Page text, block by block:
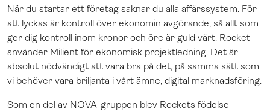
När du startar ett företag saknar du alla affärssystem. För
att lyckas är kontroll över ekonomin avgörande, så allt som
ger dig kontroll inom kronor och öre är guld värt. Rocket
använder Milient för ekonomisk projektledning. Det är
absolut nödvändigt att vara bra på det, på samma sätt som
vi behöver vara briljanta i vårt ämne, digital marknadsföring.
Som en del av NOVA-gruppen blev Rockets födelse